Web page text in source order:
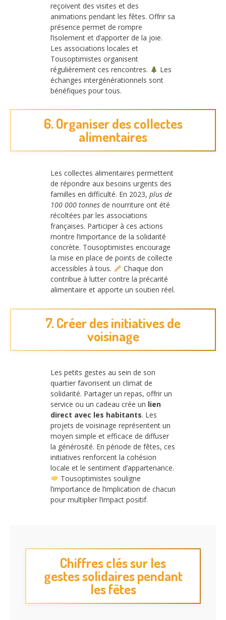
reçoivent des visites et des
animations pendant les fêtes. Offrir sa
présence permet de rompre
l’isolement et d’apporter de la joie.
Les associations locales et
Tousoptimistes organisent
régulièrement ces rencontres.
Les
échanges intergénérationnels sont
bénéfiques pour tous.
6. Organiser des collectes
alimentaires
Les collectes alimentaires permettent
de répondre aux besoins urgents des
familles en difficulté. En 2023, plus de
100 000 tonnes de nourriture ont été
récoltées par les associations
françaises. Participer à ces actions
montre l’importance de la solidarité
concrète. Tousoptimistes encourage
la mise en place de points de collecte
accessibles à tous.
Chaque don
contribue à lutter contre la précarité
alimentaire et apporte un soutien réel.
7. Créer des initiatives de
voisinage
Les petits gestes au sein de son
quartier favorisent un climat de
solidarité. Partager un repas, offrir un
service ou un cadeau crée un lien
direct avec les habitants. Les
projets de voisinage représentent un
moyen simple et efficace de diffuser
la générosité. En période de fêtes, ces
initiatives renforcent la cohésion
locale et le sentiment d’appartenance.
Tousoptimistes souligne
l’importance de l’implication de chacun
pour multiplier l’impact positif.
Chiffres clés sur les
gestes solidaires pendant
les fêtes